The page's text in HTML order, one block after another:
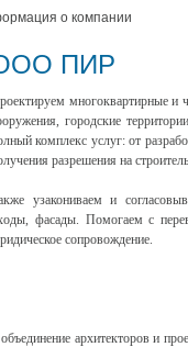
о компании
ПИР
многоквартирные и
городские
комплекс услуг: от
разрешения на
узакониваем и
фасады. Помогаем с
сопровождение.
архитекторов и